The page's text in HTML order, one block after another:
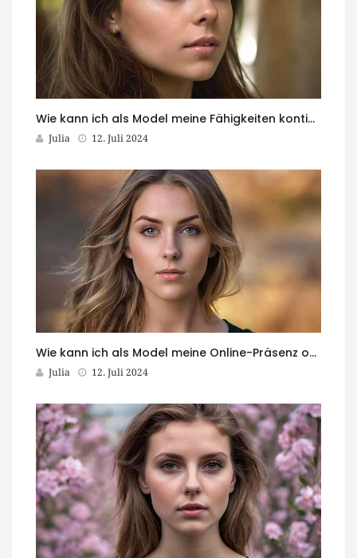
Wie kann ich als Model meine Fähigkeiten kontinuierlich weiterentwickeln?
Julia 12. Juli 2024
Wie kann ich als Model meine Online-Präsenz optimieren?
Julia 12. Juli 2024